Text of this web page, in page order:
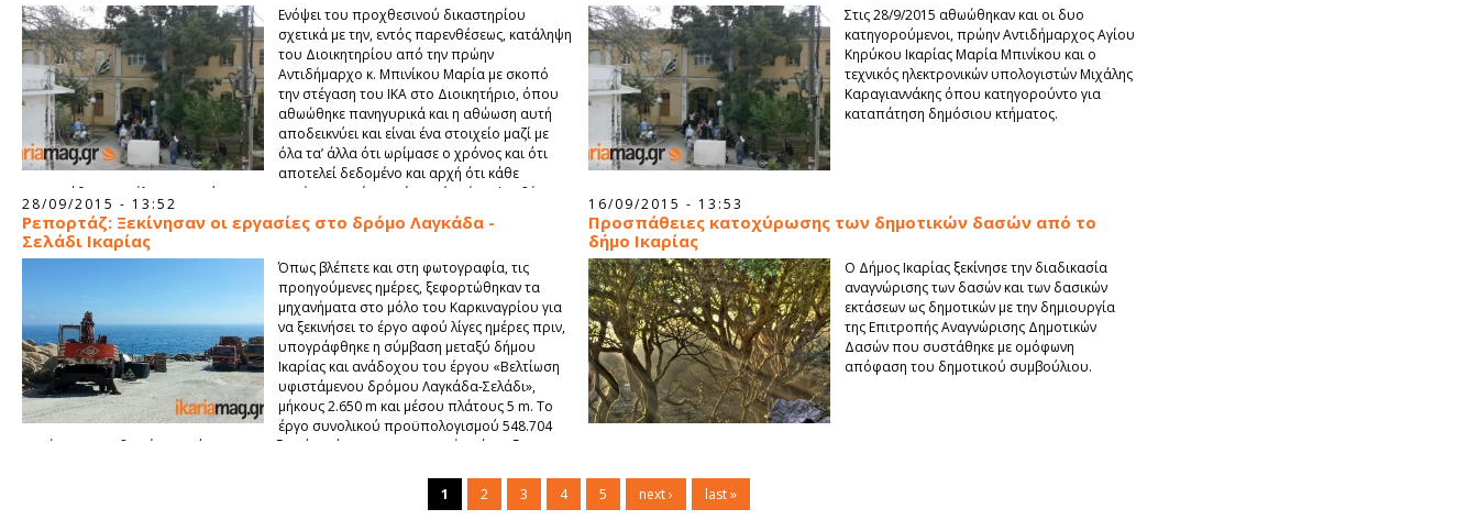
Ενόψει του προχθεσινού δικαστηρίου
σχετικά με την, εντός παρενθέσεως, κατάληψη
του Διοικητηρίου από την πρώην
Αντιδήμαρχο κ. Μπινίκου Μαρία με σκοπό
την στέγαση του ΙΚΑ στο Διοικητήριο, όπου
αθωώθηκε πανηγυρικά και η αθώωση αυτή
αποδεικνύει και είναι ένα στοιχείο μαζί με
όλα τα’ άλλα ότι ωρίμασε ο χρόνος και ότι
αποτελεί δεδομένο και αρχή ότι κάθε
προσπάθεια καπήλευσης από την Κτηματική Υπηρεσία χωρίς κανένα ή με ψευδή
στοιχεία ή με ισχυρισμούς θα καταλήξουν όλα στο κενό. Έχω να σας καταθέσω τις
απόψεις μου σχετικά με την διεκδίκηση του Διοικητηρίου από τον Δήμο προς την
Κτηματική Υπηρεσία του Δημοσίου.
Στις 28/9/2015 αθωώθηκαν και οι δυο
κατηγορούμενοι, πρώην Αντιδήμαρχος Αγίου
Κηρύκου Ικαρίας Μαρία Μπινίκου και ο
τεχνικός ηλεκτρονικών υπολογιστών Μιχάλης
Καραγιαννάκης όπου κατηγορούντο για
καταπάτηση δημόσιου κτήματος.
28/09/2015 - 13:52
Ρεπορτάζ: Ξεκίνησαν οι εργασίες στο δρόμο Λαγκάδα -
Σελάδι Ικαρίας
Όπως βλέπετε και στη φωτογραφία, τις
προηγούμενες ημέρες, ξεφορτώθηκαν τα
μηχανήματα στο μόλο του Καρκιναγρίου για
να ξεκινήσει το έργο αφού λίγες ημέρες πριν,
υπογράφθηκε η σύμβαση μεταξύ δήμου
Ικαρίας και ανάδοχου του έργου «Βελτίωση
υφιστάμενου δρόμου Λαγκάδα-Σελάδι»,
μήκους 2.650 m και μέσου πλάτους 5 m. Το
έργο συνολικού προϋπολογισμού 548.704
ευρώ, χρηματοδοτείται από το αναπτυξιακό πρόγραμμα «Αγροτική Ανάπτυξη της
16/09/2015 - 13:53
Προσπάθειες κατοχύρωσης των δημοτικών δασών από το
δήμο Ικαρίας
Ο Δήμος Ικαρίας ξεκίνησε την διαδικασία
αναγνώρισης των δασών και των δασικών
εκτάσεων ως δημοτικών με την δημιουργία
της Επιτροπής Αναγνώρισης Δημοτικών
Δασών που συστάθηκε με ομόφωνη
απόφαση του δημοτικού συμβούλιου.
1 2 3 4 5 next › last »